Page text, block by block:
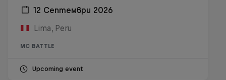
12 Септември 2026
Lima, Peru
MC BATTLE
Upcoming event